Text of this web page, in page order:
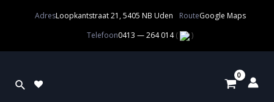
AdresLoopkantstraat 21, 5405 NB Uden RouteGoogle Maps
Telefoon0413 — 264 014( )